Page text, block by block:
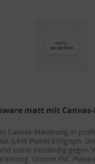
matt mit
Canvas-Maserung in
(LKW Plane) 650g/qm.
somit beständig gegen
Unsere PVC